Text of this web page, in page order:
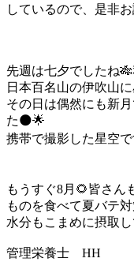
しているので、是非
先週は七夕でしたね
日本百名山の伊吹山
その日は偶然にも新
た🌑🌟
携帯で撮影した星空
もうすぐ8月🌻皆さん
ものを食べて夏バテ
水分もこまめに摂取し
管理栄養士 HH